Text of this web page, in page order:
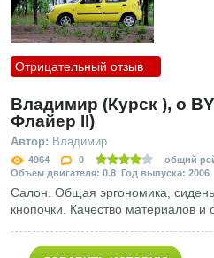
Отрицательный отзыв
Владимир (Курск ), о
Флайер II)
Автор: Владимир
4964 0
общий
Объем двигателя: 0.8 Год выпуска: 2006
Салон. Общая эргономика,
кнопочки. Качество материалов и